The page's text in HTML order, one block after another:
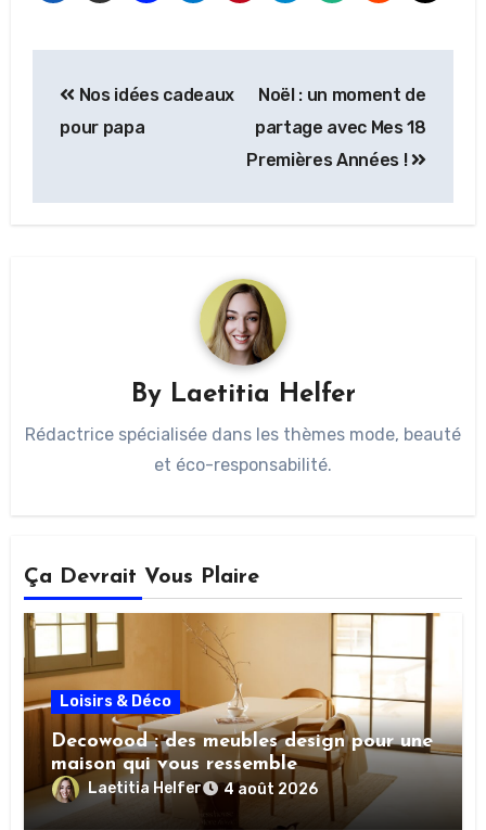
Nos idées cadeaux
pour papa
Noël : un moment de
partage avec Mes 18
Premières Années !
By Laetitia Helfer
Rédactrice spécialisée dans les thèmes mode, beauté
et éco-responsabilité.
Ça Devrait Vous Plaire
Loisirs & Déco
Decowood : des meubles design pour une
maison qui vous ressemble
Laetitia Helfer 4 août 2026